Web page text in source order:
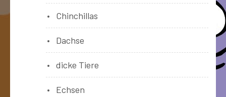
Chinchillas
Dachse
dicke Tiere
Echsen